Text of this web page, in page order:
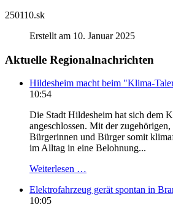
250110.sk
Erstellt am 10. Januar 2025
Aktuelle Regionalnachrichten
Hildesheim macht beim "Klima-
10:54
Die Stadt Hildesheim hat sich dem
angeschlossen. Mit der
Bürgerinnen und Bürger somit
im Alltag in eine Belohnung...
Weiterlesen …
Elektrofahrzeug gerät spontan in
10:05